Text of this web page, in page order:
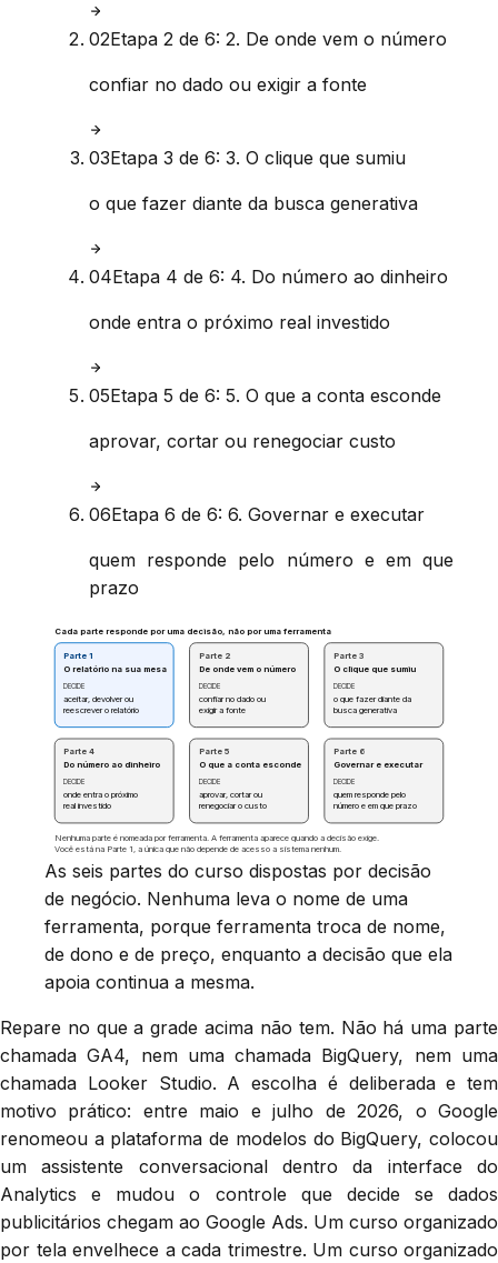
02Etapa 2 de 6: 2. De onde vem o número
confiar no dado ou exigir a fonte
03Etapa 3 de 6: 3. O clique que sumiu
o que fazer diante da busca generativa
04Etapa 4 de 6: 4. Do número ao dinheiro
onde entra o próximo real investido
05Etapa 5 de 6: 5. O que a conta esconde
aprovar, cortar ou renegociar custo
06Etapa 6 de 6: 6. Governar e executar
quem responde pelo número e em que
prazo
Cada parte responde por uma decisão, não por uma ferramenta
Parte 1
O relatório na sua mesa
DECIDE
aceitar, devolver ou
reescrever o relatório
Parte 2
De onde vem o número
DECIDE
confiar no dado ou
exigir a fonte
Parte 3
O clique que sumiu
DECIDE
o que fazer diante da
busca generativa
Parte 4
Do número ao dinheiro
DECIDE
onde entra o próximo
real investido
Parte 5
O que a conta esconde
DECIDE
aprovar, cortar ou
renegociar o custo
Parte 6
Governar e executar
DECIDE
quem responde pelo
número e em que prazo
Nenhuma parte é nomeada por ferramenta. A ferramenta aparece quando a decisão exige.
Você está na Parte 1, a única que não depende de acesso a sistema nenhum.
As seis partes do curso dispostas por decisão
de negócio. Nenhuma leva o nome de uma
ferramenta, porque ferramenta troca de nome,
de dono e de preço, enquanto a decisão que ela
apoia continua a mesma.
Repare no que a grade acima não tem. Não há uma parte
chamada GA4, nem uma chamada BigQuery, nem uma
chamada Looker Studio. A escolha é deliberada e tem
motivo prático: entre maio e julho de 2026, o Google
renomeou a plataforma de modelos do BigQuery, colocou
um assistente conversacional dentro da interface do
Analytics e mudou o controle que decide se dados
publicitários chegam ao Google Ads. Um curso organizado
por tela envelhece a cada trimestre. Um curso organizado